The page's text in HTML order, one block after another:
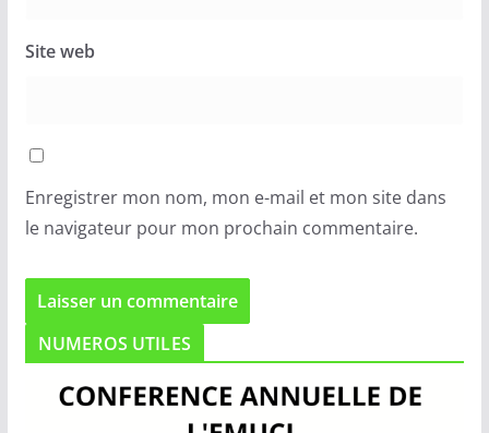
Site web
Enregistrer mon nom, mon e-mail et mon site dans
le navigateur pour mon prochain commentaire.
NUMEROS UTILES